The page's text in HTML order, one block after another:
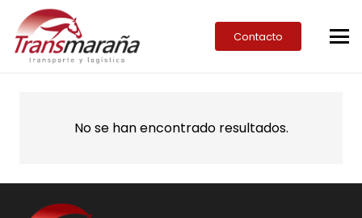
Contacto
No se han encontrado resultados.